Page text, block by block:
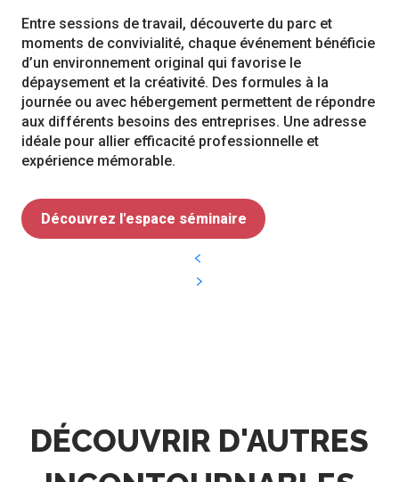
Entre sessions de travail, découverte du parc et
moments de convivialité, chaque événement bénéficie
d’un environnement original qui favorise le
dépaysement et la créativité. Des formules à la
journée ou avec hébergement permettent de répondre
aux différents besoins des entreprises. Une adresse
idéale pour allier efficacité professionnelle et
expérience mémorable.
Découvrez l'espace séminaire
DÉCOUVRIR D'AUTRES